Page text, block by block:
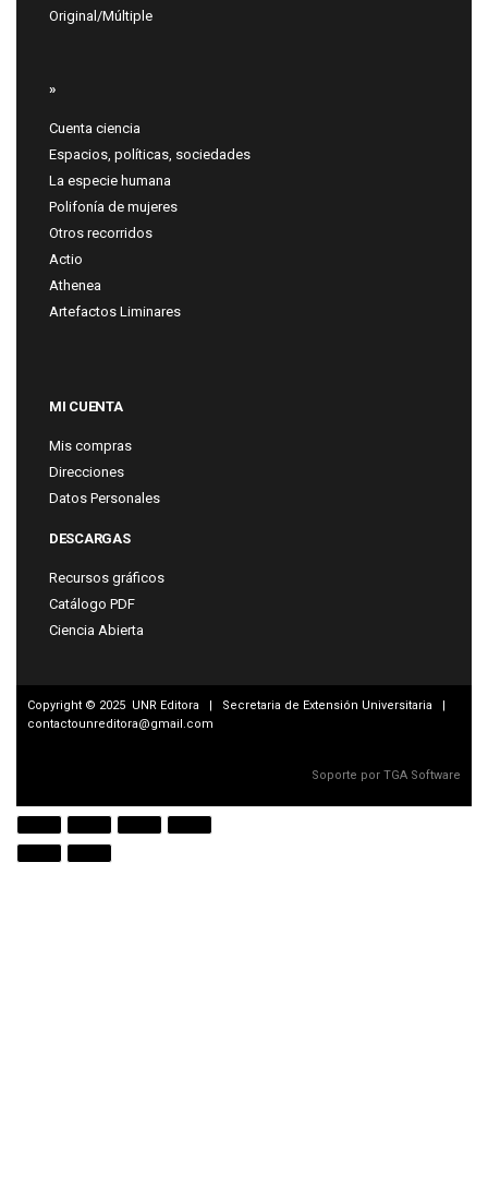
Original/Múltiple
»
Cuenta ciencia
Espacios, políticas, sociedades
La especie humana
Polifonía de mujeres
Otros recorridos
Actio
Athenea
Artefactos Liminares
MI CUENTA
Mis compras
Direcciones
Datos Personales
DESCARGAS
Recursos gráficos
Catálogo PDF
Ciencia Abierta
Copyright © 2025 UNR Editora | Secretaria de Extensión Universitaria |
contactounreditora@gmail.com
Soporte por TGA Software